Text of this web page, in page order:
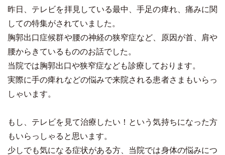
昨日、テレビを拝見している最中、手足の痺れ、痛みに関
しての特集がされていました。
胸郭出口症候群や腰の神経の狭窄症など、原因が首、肩や
腰からきているもののお話でした。
当院では胸郭出口や狭窄症なども診療しております。
実際に手の痺れなどの悩みで来院される患者さまもいらっ
しゃいます。
もし、テレビを見て治療したい！という気持ちになった方
もいらっしゃると思います。
少しでも気になる症状がある方、当院では身体の悩みにつ